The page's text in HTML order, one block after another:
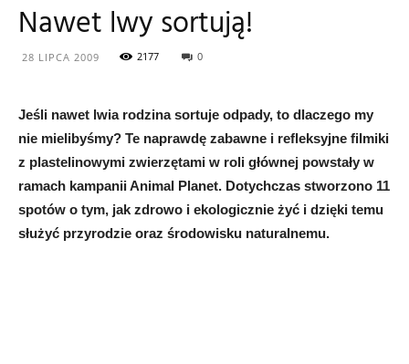
ekologiczna
Abrys
Nawet lwy sortują!
28 LIPCA 2009 2177 0
Jeśli nawet lwia rodzina sortuje odpady, to dlaczego my
nie mielibyśmy? Te naprawdę zabawne i refleksyjne filmiki
z plastelinowymi zwierzętami w roli głównej powstały w
ramach kampanii Animal Planet. Dotychczas stworzono 11
spotów o tym, jak zdrowo i ekologicznie żyć i dzięki temu
służyć przyrodzie oraz środowisku naturalnemu.